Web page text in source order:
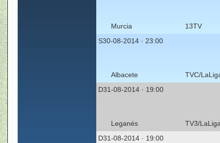
Murcia
13TV
S30-08-2014 · 23:00
Albacete
TVC/
D31-08-2014 · 19:00
Leganés
TV3/
D31-08-2014 · 19:00